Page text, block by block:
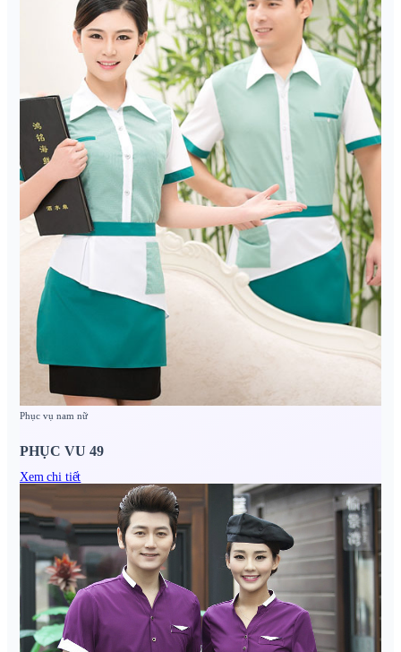
Phục vụ nam nữ
PHỤC VU 49
Xem chi tiết